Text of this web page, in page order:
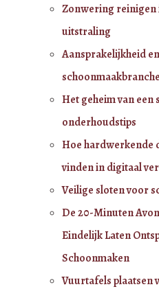
Zonwering reinigen
uitstraling
Aansprakelijkheid
schoonmaakbranche
Het geheim van
onderhoudstips
Hoe hardwerkende
vinden in digitaal
Veilige sloten voor
De 20-Minuten
Eindelijk Laten
Schoonmaken
Vuurtafels plaatsen